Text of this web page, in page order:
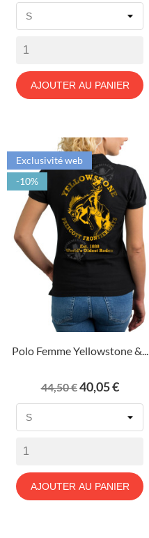
AJOUTER AU PANIER
Polo Femme Yellowstone &...
Prix
de
44,50 €Prix
40,05 €
AJOUTER AU PANIER
Exclusivité web
-10%